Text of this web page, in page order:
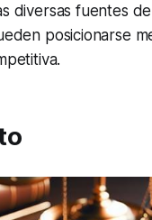
diversas fuentes
posicionarse